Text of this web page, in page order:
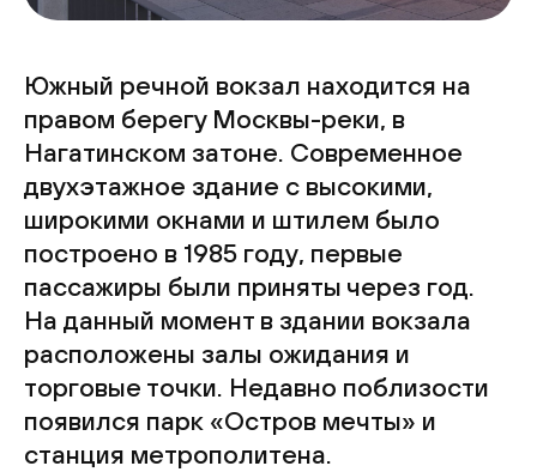
Южный речной вокзал находится на
правом берегу Москвы-реки, в
Нагатинском затоне. Современное
двухэтажное здание с высокими,
широкими окнами и штилем было
построено в 1985 году, первые
пассажиры были приняты через год.
На данный момент в здании вокзала
расположены залы ожидания и
торговые точки. Недавно поблизости
появился парк «Остров мечты» и
станция метрополитена.